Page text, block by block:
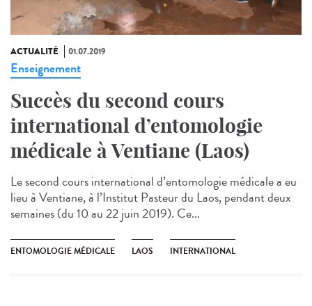
ACTUALITÉ 01.07.2019
Enseignement
Succès du second cours
international d’entomologie
médicale à Ventiane (Laos)
Le second cours international d’entomologie médicale a eu
lieu à Ventiane, à l’Institut Pasteur du Laos, pendant deux
semaines (du 10 au 22 juin 2019). Ce...
ENTOMOLOGIE MÉDICALE LAOS INTERNATIONAL